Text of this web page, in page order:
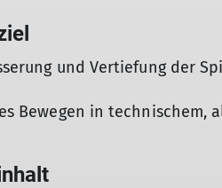
und Vertiefung der
Bewegen in technischem,